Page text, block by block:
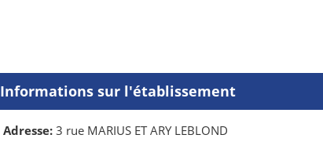
Informations sur l'établissement
Adresse: 3 rue MARIUS ET ARY LEBLOND